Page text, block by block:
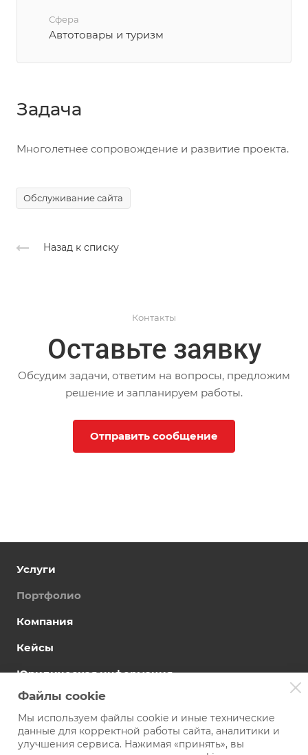
Сфера
Автотовары и туризм
Задача
Многолетнее сопровождение и развитие проекта.
Обслуживание сайта
Назад к списку
Контакты
Оставьте заявку
Обсудим задачи, ответим на вопросы, предложим
решение и запланируем работы.
Отправить сообщение
Услуги
Портфолио
Компания
Кейсы
Юридическая информация
+7 992 205-77-55
Файлы cookie
Мы используем файлы cookie и иные технические
данные для корректной работы сайта, аналитики и
улучшения сервиса. Нажимая «принять», вы